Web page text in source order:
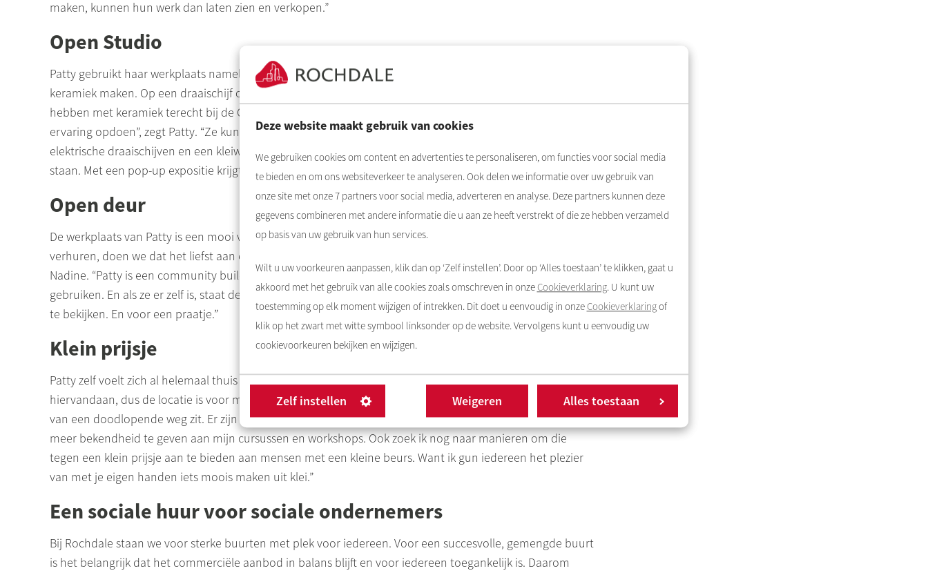
Deze website maakt gebruik van cookies
We gebruiken cookies om content en advertenties te personaliseren, om functies voor social media
te bieden en om ons websiteverkeer te analyseren. Ook delen we informatie over uw gebruik van
onze site met onze7 partners voor social media, adverteren en analyse. Deze partners kunnen deze
gegevens combineren met andere informatie die u aan ze heeft verstrekt of die ze hebben verzameld
op basis van uw gebruik van hun services.
Wilt u uw voorkeuren aanpassen, klik dan op ‘Zelf instellen’. Door op ‘Alles toestaan’ te klikken, gaat u
akkoord met het gebruik van alle cookies zoals omschreven in onze Cookieverklaring. U kunt uw
toestemming op elk moment wijzigen of intrekken. Dit doet u eenvoudig in onze Cookieverklaringof
klik op het zwart met witte symbool linksonder op de website. Vervolgens kunt u eenvoudig uw
cookievoorkeuren bekijken en wijzigen.
Zelf instellen Weigeren Alles toestaan
maken, kunnen hun werk dan laten zien en verkopen.”
Open Studio
Patty gebruikt haar werkplaats namelijk niet alleen voor zichzelf. Ze geeft er ook les en leert anderen
keramiek maken. Op een draaischijf of alleen met de handen. Daarnaast kunnen mensen die al ervaring
hebben met keramiek terecht bij de Open Studio. “Met een lidmaatschap kunnen zij hier oefenen en meer
ervaring opdoen”, zegt Patty. “Ze kunnen dan gebruikmaken van mijn gereedschap, twee ovens,
elektrische draaischijven en een kleiwals. Als je langs de werkplaats loopt, zie je hun werk achter de ramen
staan. Met een pop-up expositie krijgt het nog meer aandacht.”
Open deur
De werkplaats van Patty is een mooi voorbeeld van hoe Rochdale het graag ziet. “Als we een bedrijfsruimte
verhuren, doen we dat het liefst aan een ondernemer die wat kan betekenen voor de buurt zelf”, zegt
Nadine. “Patty is een community builder, ze brengt bewoners met elkaar in contact en laat hen de ruimte
gebruiken. En als ze er zelf is, staat de deur open. Mensen kunnen altijd even binnen lopen om haar werk
te bekijken. En voor een praatje.”
Klein prijsje
Patty zelf voelt zich al helemaal thuis op haar nieuwe plek. “Ik woon ook nog eens drie minuten
hiervandaan, dus de locatie is voor mij perfect. Het enige nadeel voor mij is dat het gebouw aan het eind
van een doodlopende weg zit. Er zijn hier dus weinig voorbijgangers. Ik moet nog manieren verzinnen om
meer bekendheid te geven aan mijn cursussen en workshops. Ook zoek ik nog naar manieren om die
tegen een klein prijsje aan te bieden aan mensen met een kleine beurs. Want ik gun iedereen het plezier
van met je eigen handen iets moois maken uit klei.”
Een sociale huur voor sociale ondernemers
Bij Rochdale staan we voor sterke buurten met plek voor iedereen. Voor een succesvolle, gemengde buurt
is het belangrijk dat het commerciële aanbod in balans blijft en voor iedereen toegankelijk is. Daarom